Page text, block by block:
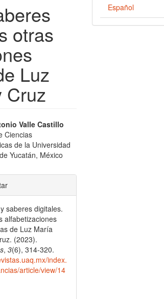
otras
Luz
Cruz
Valle Castillo
Ciencias
de la Universidad
Yucatán, México
saberes digitales.
alfabetizaciones
de Luz María
(2023).
,3(6), 314-320.
index.
article/view/14
Español